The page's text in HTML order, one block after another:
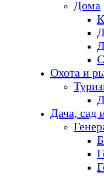
Дома
Охота и
Дача, сад